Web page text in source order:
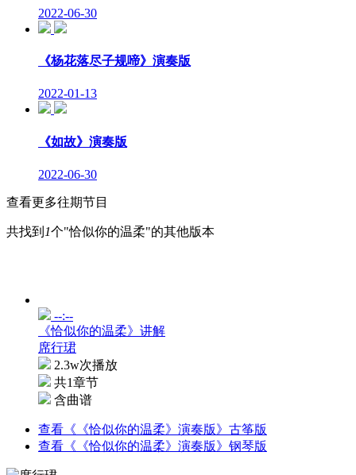
2022-06-30
《杨花落尽子规啼》演奏版
2022-01-13
《如故》演奏版
2022-06-30
查看更多往期节目
共找到 1个"恰似你的温柔"的其他版本
--:--
《恰似你的温柔》讲解
席行珺
2.3w次播放
共1章节
含曲谱
查看《《恰似你的温柔》演奏版》古筝版
查看《《恰似你的温柔》演奏版》钢琴版